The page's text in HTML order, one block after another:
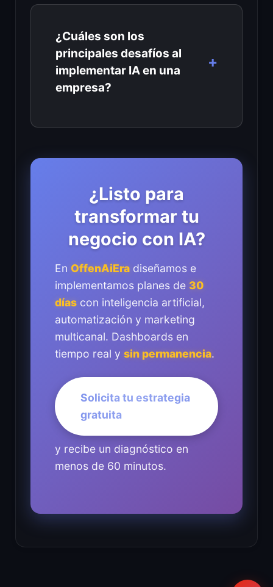
¿Cuáles son los
principales desafíos al
implementar IA en una
empresa?
¿Listo para
transformar tu
negocio con IA?
En OffenAiEra diseñamos e
implementamos planes de 30
días con inteligencia artificial,
automatización y marketing
multicanal. Dashboards en
tiempo real y sin permanencia.
Solicita tu estrategia
gratuita
y recibe un diagnóstico en
menos de 60 minutos.